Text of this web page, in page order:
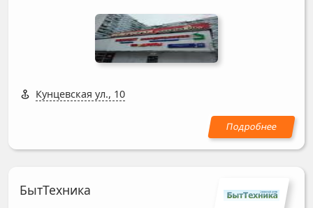
Кунцевская ул., 10
БытТехника